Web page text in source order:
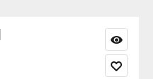
Простынь махровая на резинке